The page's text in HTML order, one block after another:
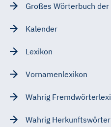
Großes Wörterbuch
Kalender
Lexikon
Vornamenlexikon
Wahrig
Wahrig